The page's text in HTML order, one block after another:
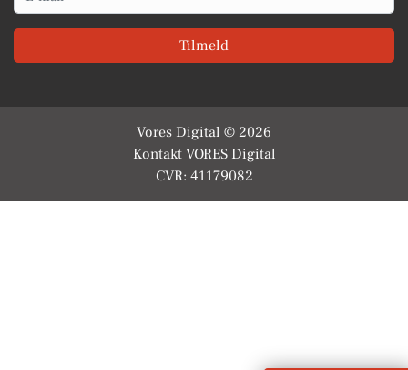
Tilmeld
Vores Digital © 2026
Kontakt VORES Digital
CVR: 41179082